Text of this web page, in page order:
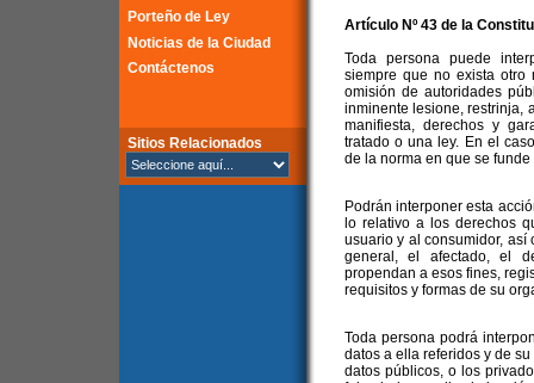
Porteño de Ley
Noticias de la Ciudad
Contáctenos
Sitios Relacionados
Artículo Nº 43 de la
Toda persona puede
siempre que no exista otro
omisión de autoridades
inminente lesione, restrinja,
manifiesta, derechos y
tratado o una ley. En el
de la norma en que se
Podrán interponer esta
lo relativo a los derechos
usuario y al consumidor,
general, el afectado, el
propendan a esos fines,
requisitos y formas de su
Toda persona podrá
datos a ella referidos y de
datos públicos, o los